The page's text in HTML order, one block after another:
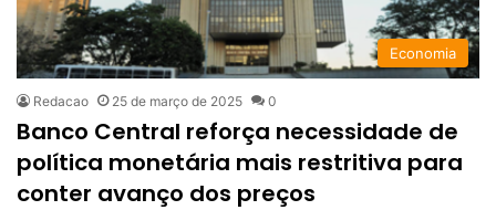
Economia
Redacao 25 de março de 2025 0
Banco Central reforça necessidade de
política monetária mais restritiva para
conter avanço dos preços